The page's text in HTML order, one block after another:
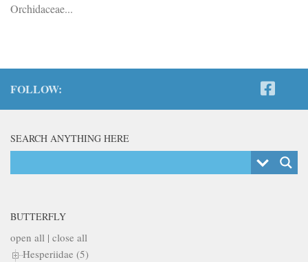
Orchidaceae...
FOLLOW:
SEARCH ANYTHING HERE
BUTTERFLY
open all | close all
Hesperiidae (5)